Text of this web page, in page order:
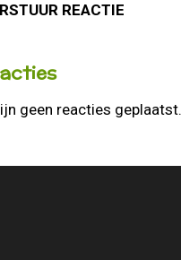
REACTIE
geen reacties geplaatst.